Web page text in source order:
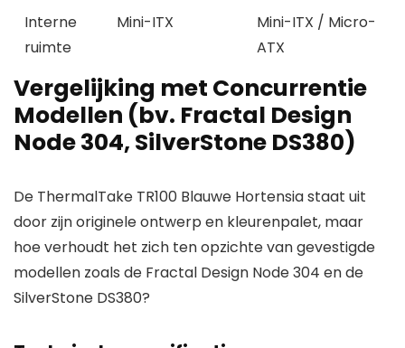
Interne
ruimte
Mini-ITX
Mini-ITX / Micro-
ATX
Vergelijking met Concurrentie
Modellen (bv. Fractal Design
Node 304, SilverStone DS380)
De ThermalTake TR100 Blauwe Hortensia staat uit
door zijn originele ontwerp en kleurenpalet, maar
hoe verhoudt het zich ten opzichte van gevestigde
modellen zoals de Fractal Design Node 304 en de
SilverStone DS380?